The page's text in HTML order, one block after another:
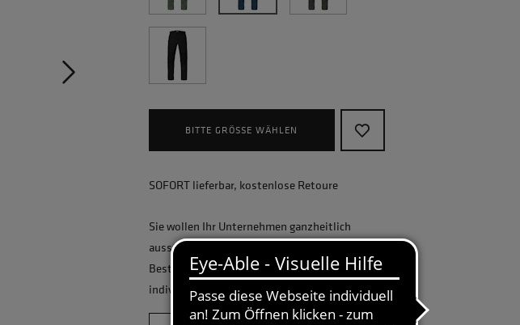
BITTE GRÖSSE WÄHLEN
SOFORT lieferbar, kostenlose Retoure
Sie wollen Ihr Unternehmen ganzheitlich
ausstatten und benötigen eine größere
Bestellmenge? Gerne erstellen wir Ihnen ein
individuelles Angebot.